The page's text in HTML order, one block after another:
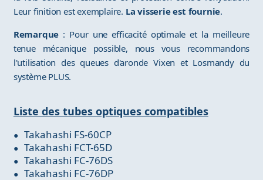
Leur finition est exemplaire. La visserie est fournie.
Remarque : Pour une efficacité optimale et la meilleure
tenue mécanique possible, nous vous recommandons
l'utilisation des queues d'aronde Vixen et Losmandy du
système PLUS.
Liste des tubes optiques compatibles
Takahashi FS-60CP
Takahashi FCT-65D
Takahashi FC-76DS
Takahashi FC-76DP